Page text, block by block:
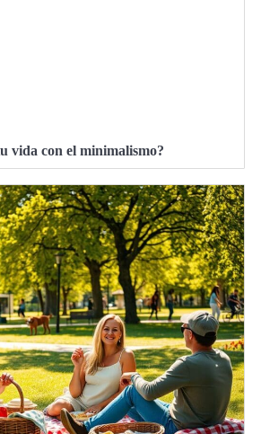
vida con el minimalismo?